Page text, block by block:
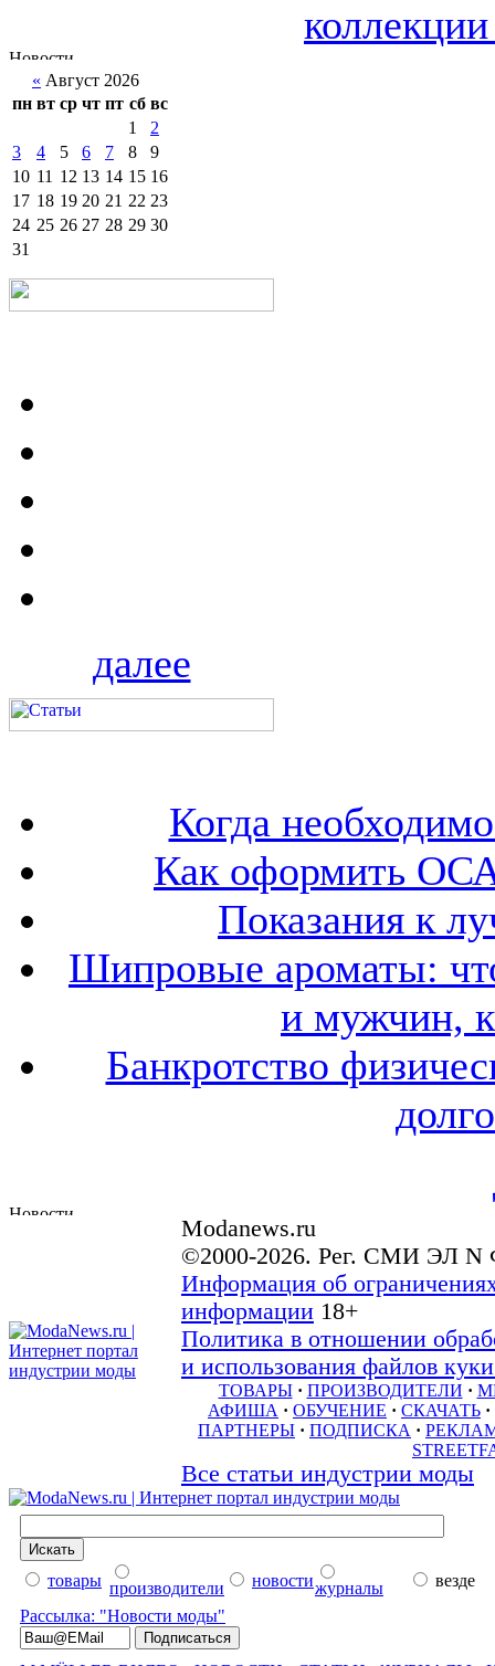
« Август 2026
пн вт ср чт пт сб вс
1
2
3
4 5 6 7 8
9
10 11 12 13 14 15 16
17 18 19 20 21 22 23
24 25 26 27 28 29 30
31
далее
Когда
Как оформить
Показания к
Шипровые ароматы:
и мужчин,
Банкротство
Modanews.ru
©2000-2026. Рег. СМИ ЭЛ N
Информация об
информации 18+
Политика в отношении
и использования файлов
ТОВАРЫ · ПРОИЗВОДИТЕЛИ ·
АФИША · ОБУЧЕНИЕ · СКАЧАТЬ ·
ПАРТНЕРЫ · ПОДПИСКА ·
Все статьи индустрии моды
товары производители новостижурналы
везде
Рассылка: "Новости моды"